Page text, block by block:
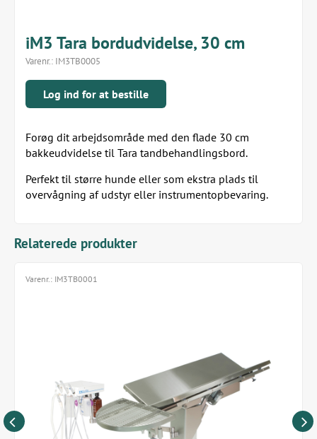
iM3 Tara bordudvidelse, 30 cm
Varenr.: IM3TB0005
Log ind for at bestille
Forøg dit arbejdsområde med den flade 30 cm
bakkeudvidelse til Tara tandbehandlingsbord.
Perfekt til større hunde eller som ekstra plads til
overvågning af udstyr eller instrumentopbevaring.
Relaterede produkter
Varenr.: IM3TB0001